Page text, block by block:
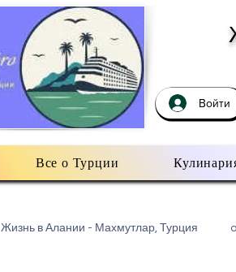
Войти
Все о Турции
Жизнь в Алании - Махмутлар, Турция